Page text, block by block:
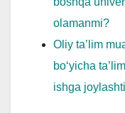
olamanmi?
Oliy ta’lim
bo‘yicha
ishga